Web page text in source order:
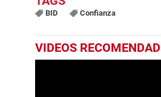
BID Confianza
VIDEOS